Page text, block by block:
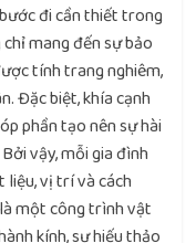
đi cần thiết trong
mang đến sự bảo
tính trang nghiêm,
Đặc biệt, khía cạnh
phần tạo nên sự hài
vậy, mỗi gia đình
liệu, vị trí và cách
một công trình vật
kính, sự hiếu thảo